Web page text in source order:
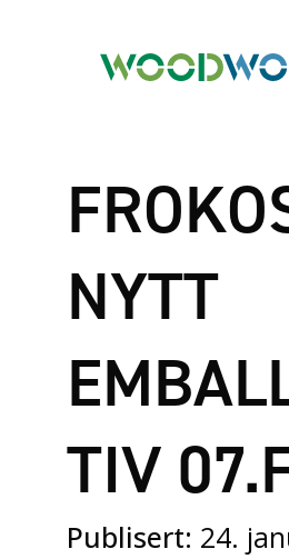
NYTT
TIV
Publisert: 24.